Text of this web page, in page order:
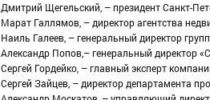
Дмитрий Щегельский, – президент Санкт-
Марат Галлямов, – директор агентства
Наиль Галеев, – генеральный директор
Александр Попов,– генеральный директор
Сергей Гордейко, – главный эксперт
Сергей Зайцев, – директор департамента